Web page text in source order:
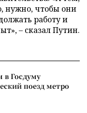
нужно, чтобы они
работу и
– сказал Путин.
в Госдуму
поезд метро